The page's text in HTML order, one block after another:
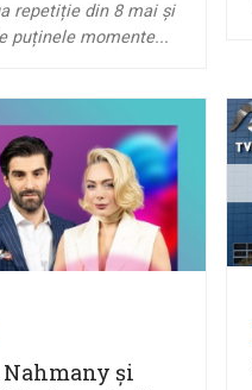
repetiție din 8 mai și
puținele momente...
şi